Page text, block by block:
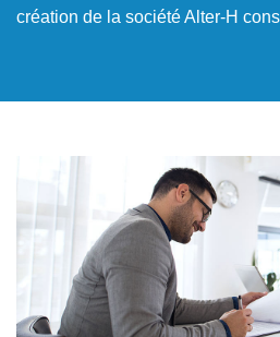
création de la société Alter-H